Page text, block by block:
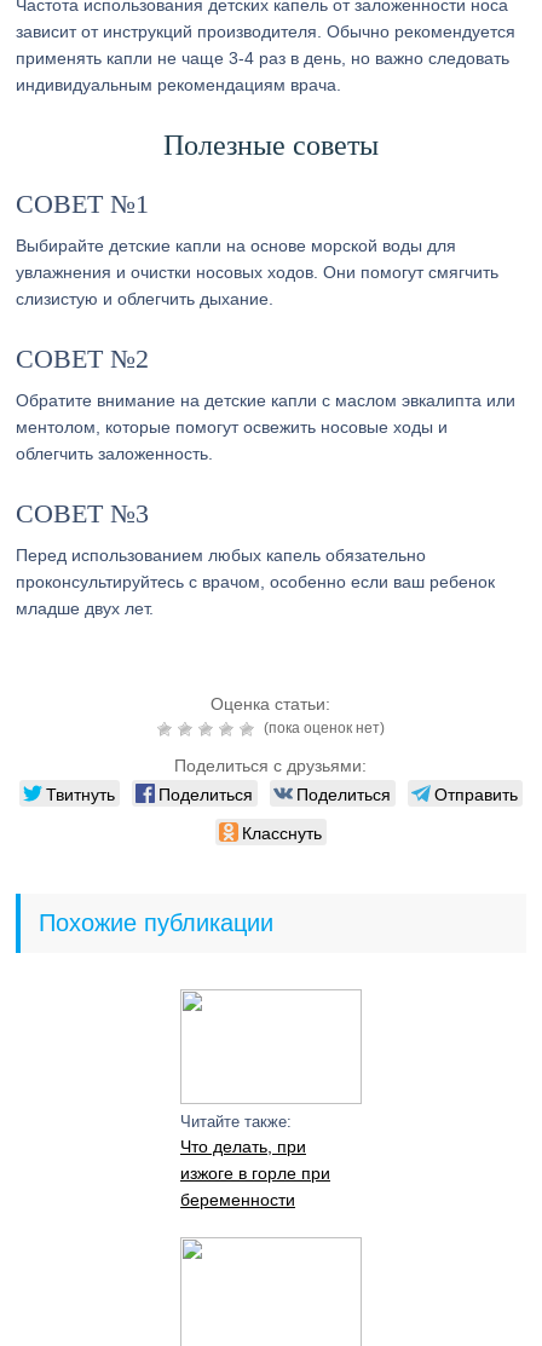
Частота использования детских капель от заложенности носа
зависит от инструкций производителя. Обычно рекомендуется
применять капли не чаще 3-4 раз в день, но важно следовать
индивидуальным рекомендациям врача.
Полезные советы
СОВЕТ №1
Выбирайте детские капли на основе морской воды для
увлажнения и очистки носовых ходов. Они помогут смягчить
слизистую и облегчить дыхание.
СОВЕТ №2
Обратите внимание на детские капли с маслом эвкалипта или
ментолом, которые помогут освежить носовые ходы и
облегчить заложенность.
СОВЕТ №3
Перед использованием любых капель обязательно
проконсультируйтесь с врачом, особенно если ваш ребенок
младше двух лет.
Оценка статьи:
(пока оценок нет)
Поделиться с друзьями:
Твитнуть Поделиться Поделиться
Отправить
Класснуть
Похожие публикации
Читайте также:
Что делать, при
изжоге в горле при
беременности